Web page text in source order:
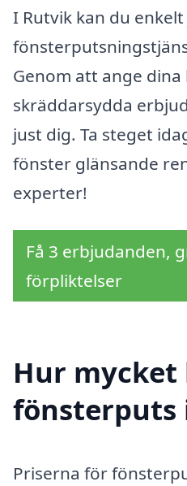
I Rutvik kan du
Genom att ange
skräddarsydda
just dig. Ta steget
fönster glänsande
experter!
Få 3 erbjudanden,
förpliktelser
Hur mycket
fönsterputs
Priserna för